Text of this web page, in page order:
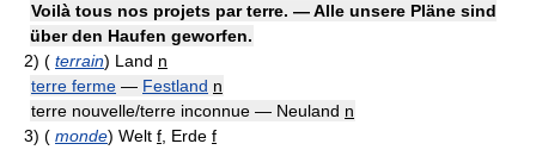
Voilà tous nos projets par terre. — Alle unsere Pläne sind
über den Haufen geworfen.
2) ( terrain) Land n
terre ferme — Festland n
terre nouvelle/terre inconnue — Neuland n
3) ( monde) Welt f, Erde f